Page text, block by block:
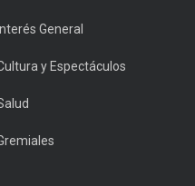
General
y Espectáculos